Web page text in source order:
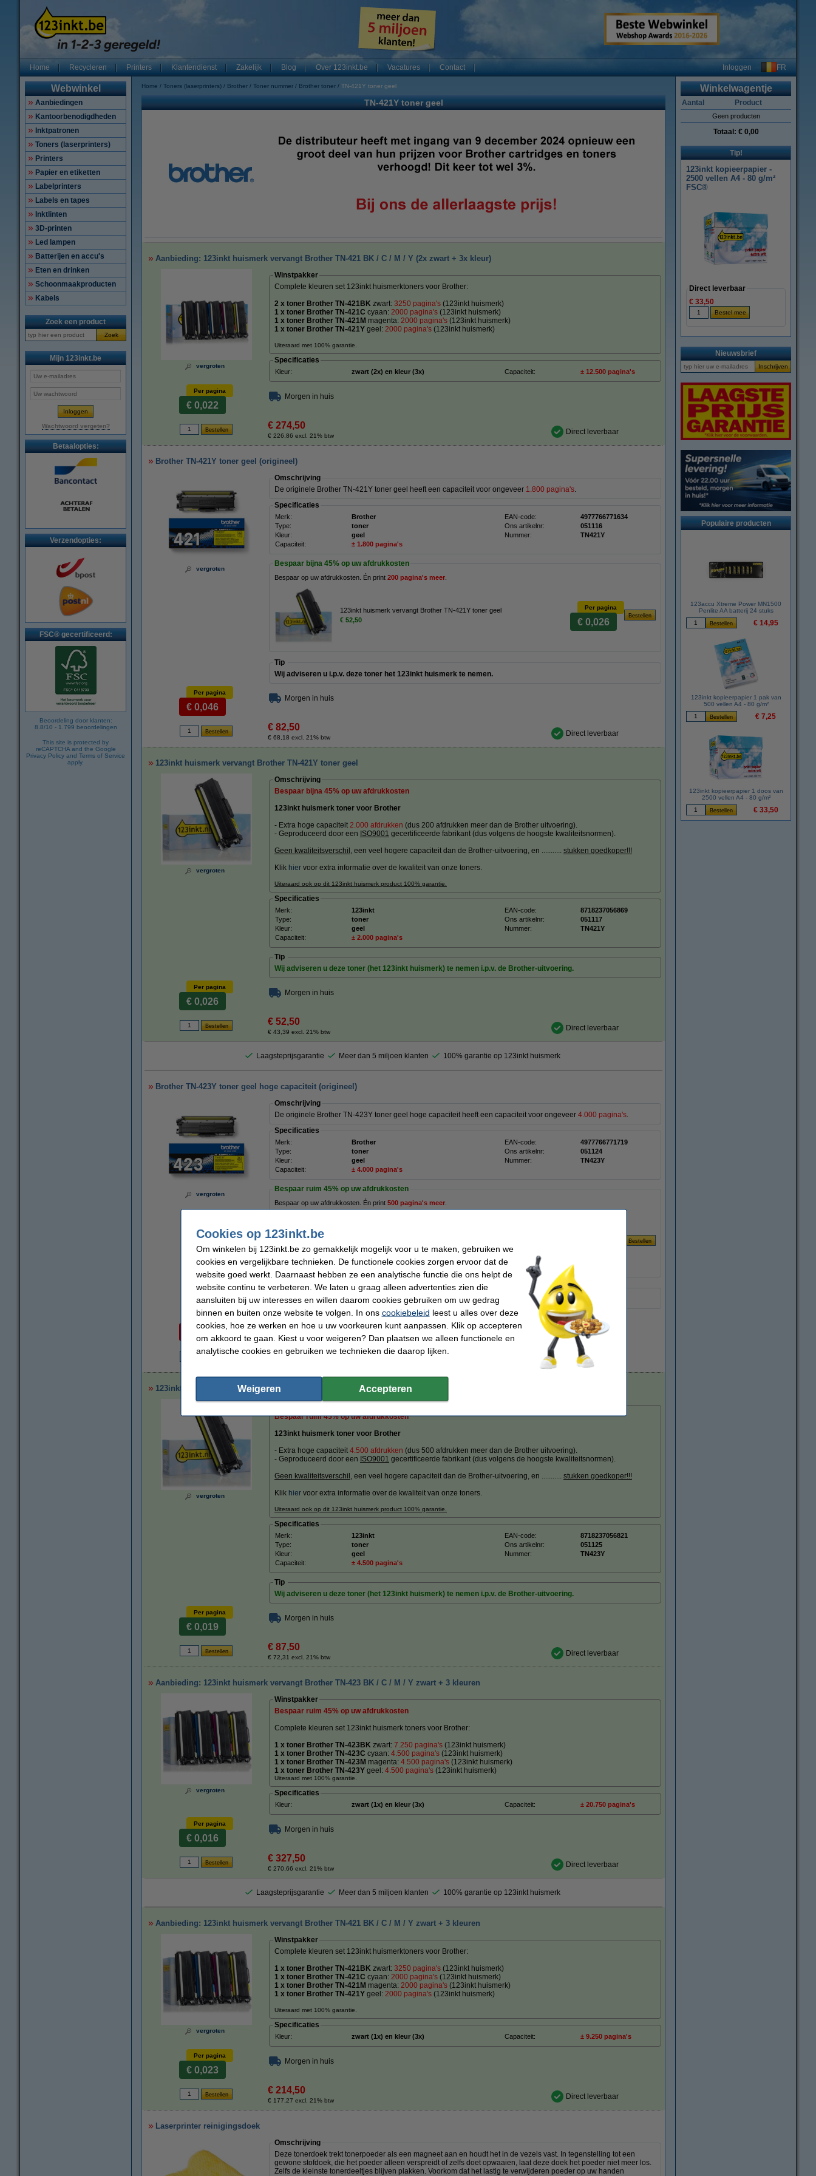
Home Recycleren Printers Klantendienst Zakelijk Blog Over 123inkt.be Vacatures Contact Inloggen FR
Webwinkel
Aanbiedingen
Kantoorbenodigdheden
Inktpatronen
Toners (laserprinters)
Printers
Papier en etiketten
Labelprinters
Labels en tapes
Inktlinten
3D-printen
Led lampen
Batterijen en accu's
Eten en drinken
Schoonmaakproducten
Kabels
Zoek een product
Zoek
Mijn 123inkt.be
Wachtwoord vergeten?
Betaalopties:
Verzendopties:
FSC® gecertificeerd:
Beoordeling door klanten:
8.8/10 - 1.799 beoordelingen
This site is protected by
reCAPTCHA and the Google
Privacy Policy and Terms of Service
apply.
Home Toners (laserprinters) Brother Toner nummer Brother toner TN-421Y toner geel
TN-421Y toner geel
Aanbieding: 123inkt huismerk vervangt Brother TN-421 BK / C / M / Y (2x zwart + 3x kleur)
vergroten
Winstpakker
Complete kleuren set 123inkt huismerktoners voor Brother:
2 x toner Brother TN-421BK zwart: 3250 pagina's (123inkt huismerk)
1 x toner Brother TN-421C cyaan: 2000 pagina's (123inkt huismerk)
1 x toner Brother TN-421M magenta: 2000 pagina's (123inkt huismerk)
1 x toner Brother TN-421Y geel: 2000 pagina's (123inkt huismerk)
Uiteraard met 100% garantie.
Specificaties
Kleur: zwart (2x) en kleur (3x) Capaciteit: ± 12.500 pagina's
Per pagina
€ 0,022
Morgen in huis
€ 274,50
€ 226,86 excl. 21% btw Direct leverbaar
Brother TN-421Y toner geel (origineel)
vergroten
Omschrijving
De originele Brother TN-421Y toner geel heeft een capaciteit voor ongeveer 1.800 pagina's.
Specificaties
Merk: Brother EAN-code:
4977766771634
Type:
toner Ons artikelnr:
051116
Kleur:
geel Nummer:
TN421Y
Capaciteit:
± 1.800 pagina's
Bespaar bijna 45% op uw afdrukkosten
Bespaar op uw afdrukkosten. Én print 200 pagina's meer
123inkt huismerk vervangt Brother TN-421Y toner geel
€ 52,50
Per pagina
€ 0,026
Tip
Wij adviseren u i.p.v. deze toner het 123inkt huismerk te nemen.
Per pagina
€ 0,046
Morgen in huis
€ 82,50
€ 68,18 excl. 21% btw Direct leverbaar
123inkt huismerk vervangt Brother TN-421Y toner geel
vergroten
Omschrijving
Bespaar bijna 45% op uw afdrukkosten
123inkt huismerk toner voor Brother
- Extra hoge capaciteit 2.000 afdrukken (dus 200 afdrukken meer dan de Brother uitvoering).
- Geproduceerd door een ISO9001 gecertificeerde fabrikant (dus volgens de hoogste kwaliteitsnormen).
Geen kwaliteitsverschil , een veel hogere capaciteit dan de Brother-uitvoering, en ........... stukken goedkoper!!!
Klik hier voor extra informatie over de kwaliteit van onze toners.
Uiteraard ook op dit 123inkt huismerk product 100% garantie.
Specificaties
Merk: 123inkt EAN-code:
8718237056869
Type:
toner Ons artikelnr:
051117
Kleur:
geel Nummer:
TN421Y
Capaciteit:
± 2.000 pagina's
Tip
Wij adviseren u deze toner (het 123inkt huismerk) te nemen i.p.v. de Brother-uitvoering.
Per pagina
€ 0,026
Morgen in huis
€ 52,50
€ 43,39 excl. 21% btw Direct leverbaar
Laagsteprijsgarantie Meer dan 5 miljoen klanten 100% garantie op 123inkt huismerk
Brother TN-423Y toner geel hoge capaciteit (origineel)
vergroten
Omschrijving
De originele Brother TN-423Y toner geel hoge capaciteit heeft een capaciteit voor ongeveer 4.000 pagina's.
Specificaties
Merk: Brother EAN-code:
4977766771719
Type:
toner Ons artikelnr:
051124
Kleur:
geel Nummer:
TN423Y
Capaciteit:
± 4.000 pagina's
Bespaar ruim 45% op uw afdrukkosten
Bespaar op uw afdrukkosten. Én print 500 pagina's meer
€ 87,50
Tip
Wij adviseren u i.p.v. deze toner het 123inkt huismerk te nemen.
Per pagina
Morgen in huis
€ 143,50
Direct leverbaar
123inkt huismerk vervangt Brother TN-423Y toner geel hoge capaciteit
vergroten
Omschrijving
Bespaar ruim45%op uw afdrukkosten
123inkt huismerk toner voor Brother
- Extra hoge capaciteit 4.500 afdrukken (dus 500 afdrukken meer dan de Brother uitvoering).
- Geproduceerd door een ISO9001 gecertificeerde fabrikant (dus volgens de hoogste kwaliteitsnormen).
Geen kwaliteitsverschil , een veel hogere capaciteit dan de Brother-uitvoering, en ........... stukken goedkoper!!!
Klik hier voor extra informatie over de kwaliteit van onze toners.
Uiteraard ook op dit 123inkt huismerk product 100% garantie.
Specificaties
Merk: 123inkt EAN-code:
8718237056821
Type:
toner Ons artikelnr:
051125
Kleur:
geel Nummer:
TN423Y
Capaciteit:
± 4.500 pagina's
Tip
Wij adviseren u deze toner (het 123inkt huismerk) te nemen i.p.v. de Brother-uitvoering.
Per pagina
€ 0,019
Morgen in huis
€ 87,50
€ 72,31 excl. 21% btw Direct leverbaar
Aanbieding: 123inkt huismerk vervangt Brother TN-423 BK / C / M / Y zwart + 3 kleuren
vergroten
Winstpakker
Bespaar ruim 45% op uw afdrukkosten
Complete kleuren set 123inkt huismerk toners voor Brother:
1 x toner Brother TN-423BK zwart: 7.250 pagina's (123inkt huismerk)
1 x toner Brother TN-423C cyaan: 4.500 pagina's (123inkt huismerk)
1 x toner Brother TN-423M magenta: 4.500 pagina's (123inkt huismerk)
1 x toner Brother TN-423Y geel: 4.500 pagina's (123inkt huismerk)
Uiteraard met 100% garantie.
Specificaties
Kleur: zwart (1x) en kleur (3x) Capaciteit: ± 20.750 pagina's
Per pagina
€ 0,016
Morgen in huis
€ 327,50
€ 270,66 excl. 21% btw Direct leverbaar
Laagsteprijsgarantie Meer dan 5 miljoen klanten 100% garantie op 123inkt huismerk
Aanbieding: 123inkt huismerk vervangt Brother TN-421 BK / C / M / Y zwart + 3 kleuren
vergroten
Winstpakker
Complete kleuren set 123inkt huismerktoners voor Brother:
1 x toner Brother TN-421BK zwart: 3250 pagina's (123inkt huismerk)
1 x toner Brother TN-421C cyaan: 2000 pagina's (123inkt huismerk)
1 x toner Brother TN-421M magenta: 2000 pagina's (123inkt huismerk)
1 x toner Brother TN-421Y geel: 2000 pagina's (123inkt huismerk)
Uiteraard met 100% garantie.
Specificaties
Kleur: zwart (1x) en kleur (3x) Capaciteit: ± 9.250 pagina's
Per pagina
€ 0,023
Morgen in huis
€ 214,50
€ 177,27 excl. 21% btw Direct leverbaar
Laserprinter reinigingsdoek
Omschrijving
Deze tonerdoek trekt tonerpoeder als een magneet aan en houdt het in de vezels vast. In tegenstelling tot een
gewone stofdoek, die het poeder alleen verspreidt of zelfs doet opwaaien, laat deze doek het poeder niet meer los.
Zelfs de kleinste tonerdeeltjes blijven plakken. Voorkom dat het lastig te verwijderen poeder op uw handen
Winkelwagentje
Aantal Product
Geen producten
Totaal: € 0,00
Tip!
123inkt kopieerpapier -
2500 vellen A4 - 80 g/m²
FSC®
Direct leverbaar
€ 33,50
Nieuwsbrief
Populaire producten
123accu Xtreme Power MN1500
Penlite AA batterij 24 stuks
€ 14,95
123inkt kopieerpapier 1 pak van
500 vellen A4 - 80 g/m²
€ 7,25
123inkt kopieerpapier 1 doos van
2500 vellen A4 - 80 g/m²
€ 33,50
Cookies op 123inkt.be
Om winkelen bij 123inkt.be zo gemakkelijk mogelijk voor u te maken, gebruiken we
cookies en vergelijkbare technieken. De functionele cookies zorgen ervoor dat de
website goed werkt. Daarnaast hebben ze een analytische functie die ons helpt de
website continu te verbeteren. We laten u graag alleen advertenties zien die
aansluiten bij uw interesses en willen daarom cookies gebruiken om uw gedrag
binnen en buiten onze website te volgen. In ons cookiebeleid leest u alles over deze
cookies, hoe ze werken en hoe u uw voorkeuren kunt aanpassen. Klik op accepteren
om akkoord te gaan. Kiest u voor weigeren? Dan plaatsen we alleen functionele en
analytische cookies en gebruiken we technieken die daarop lijken.
Weigeren Accepteren